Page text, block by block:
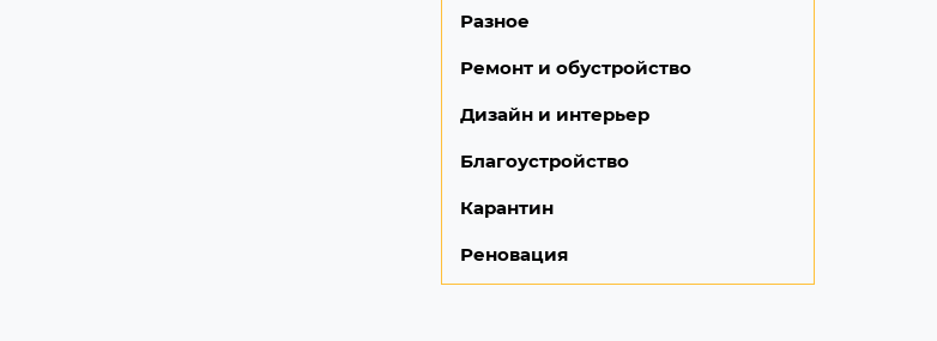
Разное
Ремонт и обустройство
Дизайн и интерьер
Благоустройство
Карантин
Реновация